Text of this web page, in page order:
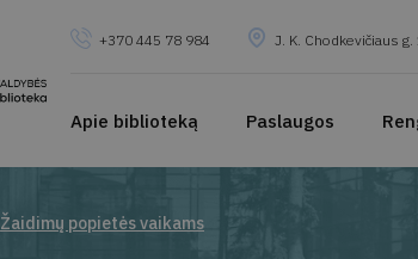
+370 445 78 984 J. K. Chodkevičiaus
Apie biblioteką Paslaugos
Žaidimų popietės vaikams